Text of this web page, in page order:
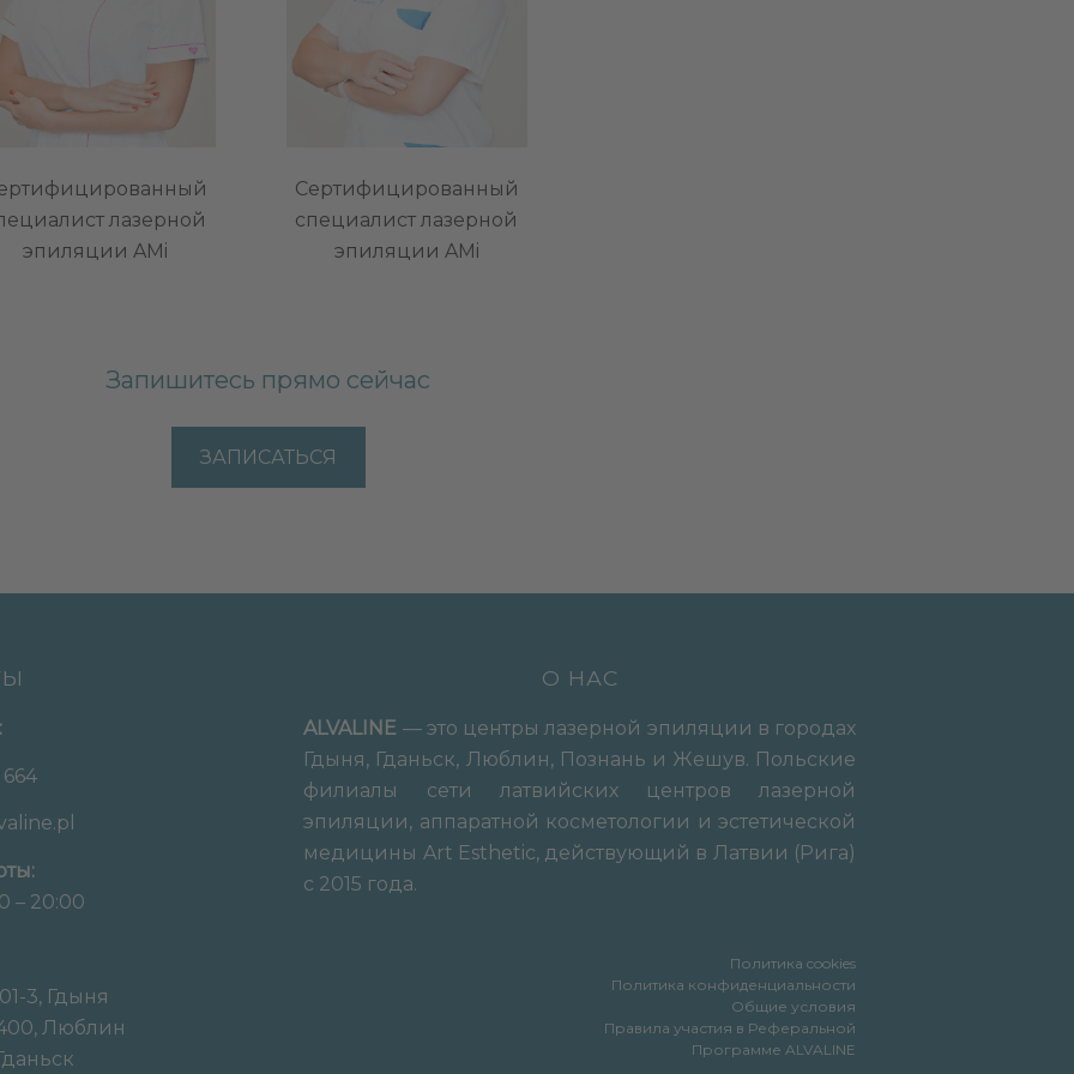
лазерной
эпиляции AMi
Сертифицированный
специалист лазерной
эпиляции AMi
Запишитесь прямо сейчас
ЗАПИСАТЬСЯ
– 20:00
3, Гдыня
Люблин
О НАС
ALVALINE — это центры лазерной эпиляции в городах
Гдыня, Гданьск, Люблин, Познань и Жешув. Польские
филиалы сети латвийских центров лазерной
эпиляции, аппаратной косметологии и эстетической
медицины Art Esthetic, действующий в Латвии (Рига)
с 2015 года.
Политика cookies
Политика конфиденциальности
Общие условия
Правила участия в Реферальной
Программе ALVALINE